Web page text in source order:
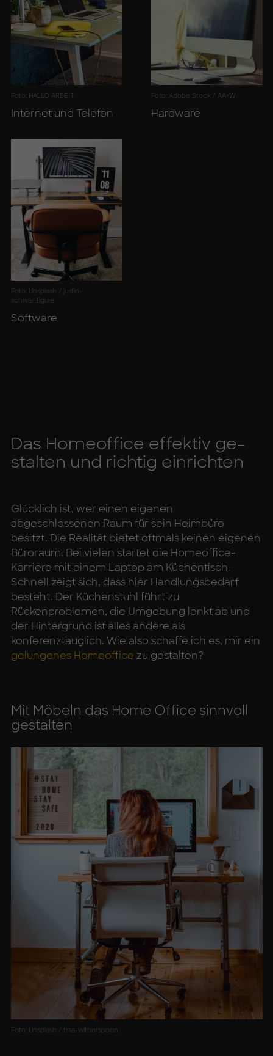
Foto: HALLO ARBEIT
In­ter­net und Te­le­fon
Foto: Adobe Stock / AA+W
Hard­ware
Foto: Unsplash / justin-
schwartfigure
Soft­ware
Das Ho­me­of­fice ef­fek­tiv ge­
stal­ten und rich­tig ein­rich­ten
Glücklich ist, wer einen eigenen
abgeschlossenen Raum für sein Heimbüro
besitzt. Die Realität bietet oftmals keinen eigenen
Büroraum. Bei vielen startet die Homeoffice-
Karriere mit einem Laptop am Küchentisch.
Schnell zeigt sich, dass hier Handlungsbedarf
besteht. Der Küchenstuhl führt zu
Rückenproblemen, die Umgebung lenkt ab und
der Hintergrund ist alles andere als
konferenztauglich. Wie also schaffe ich es, mir ein
gelungenes Homeoffice zu gestalten?
Mit Mö­beln das Home Of­fice sinn­voll
ge­stal­ten
Foto: Unsplash / tina-witherspoon